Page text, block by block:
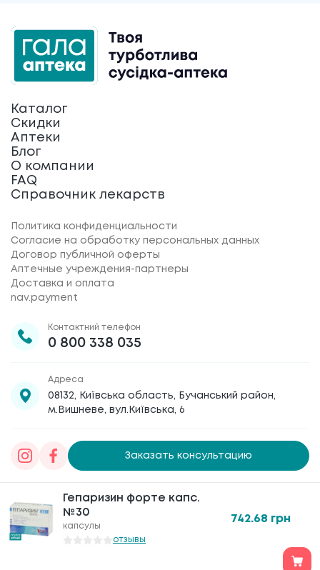
Гепаризин форте капс.
№30
капсулы
отзывы
742.68 грн
Гепаризин форте капс.
№30
капсулы
отзывы
742.68 грн
Каталог
Скидки
Аптеки
Блог
О компании
FAQ
Справочник лекарств
Политика конфиденциальности
Согласие на обработку персональных данных
Договор публичной оферты
Аптечные учреждения-партнеры
Доставка и оплата
nav.payment
Контактний телефон
0 800 338 035
Адреса
08132, Київська область, Бучанський район,
м.Вишневе, вул.Київська, 6
Заказать консультацию
Товариство з обмеженою відповідальністю
«Галафарм» , код ЄДРПОУ 30886474 © 2020-2026